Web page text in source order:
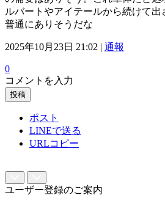
ルバートやアイテールから続けて出
普通にありそうだな
2025年10月23日 21:02 | 通報
0
コメントを入力
投稿
ポスト
LINEで送る
URLコピー
ユーザー登録のご案内